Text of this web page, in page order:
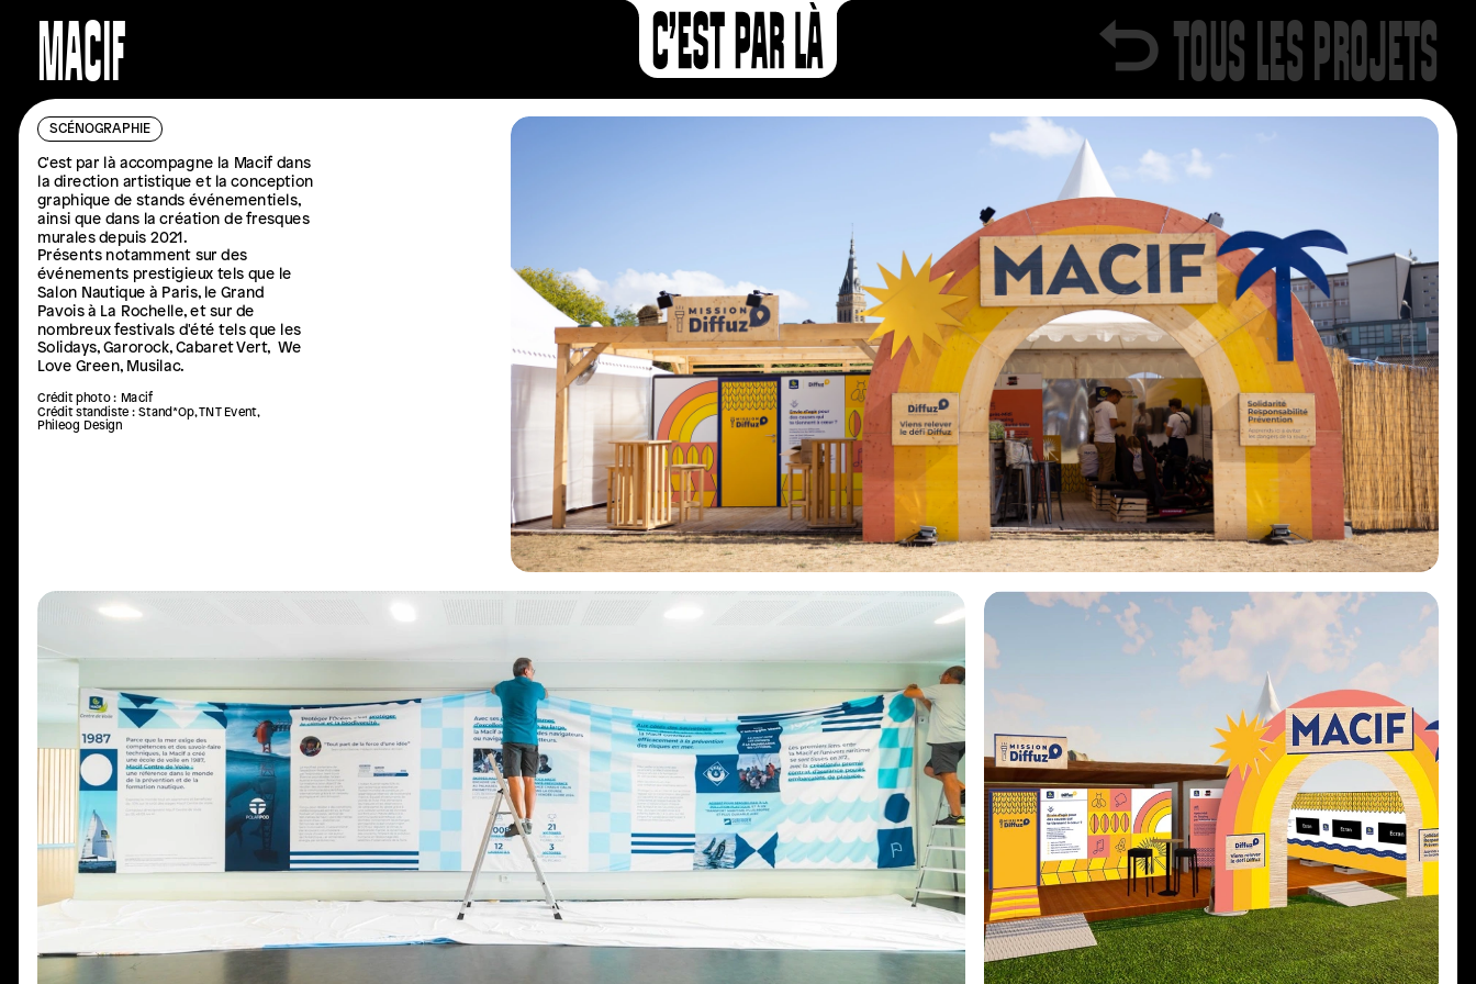
SCÉNOGRAPHIE
MACIF ⮌ TOUS LES PROJETS
C'est par là accompagne la Macif dans
la direction artistique et la conception
graphique de stands événementiels,
ainsi que dans la création de fresques
murales depuis 2021.
Présents notamment sur des
événements prestigieux tels que le
Salon Nautique à Paris, le Grand
Pavois à La Rochelle, et sur de
nombreux festivals d'été tels que les
Solidays, Garorock, Cabaret Vert,  We
Love Green, Musilac.
Crédit photo : Macif
Crédit standiste : Stand*Op, TNT Event,
Phileog Design